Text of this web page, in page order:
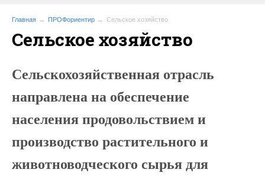
Главная ПРОФориентир Сельское хозяйство
Сельское хозяйство
Сельскохозяйственная отрасль
направлена на обеспечение
населения продовольствием и
производство растительного и
животноводческого сырья для